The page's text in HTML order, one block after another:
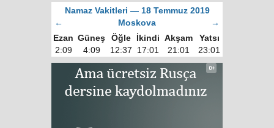
Namaz Vakitleri — 18 Temmuz 2019
←
Moskova
→
Ezan Güneş Öğle İkindi Akşam
Yatsı
2:09
4:09 12:37 17:01 21:01 23:01